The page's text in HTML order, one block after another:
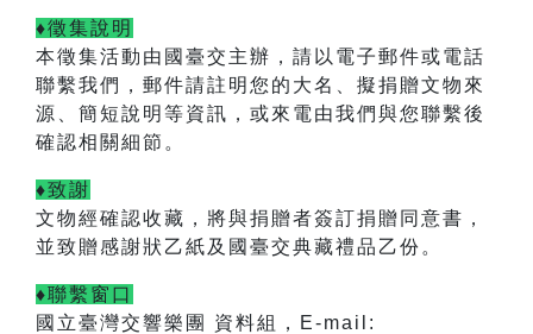
♦徵集說明
本徵集活動由國臺交主辦， 請以電子郵件或電話
聯繫我們，郵件請註明您的大名、擬捐贈文物來
源、簡短說明等資訊，或來電由我們與您聯繫後
確認相關細節。
♦致謝
文物經確認收藏，將與捐贈者簽訂捐贈同意書，
並致贈感謝狀乙紙及國臺交典藏禮品乙份。
♦聯繫窗口
國立臺灣交響樂團 資料組，E-mail: